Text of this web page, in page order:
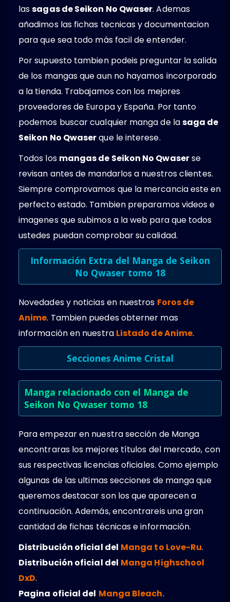
lassagas de Seikon No Qwaser. Ademas
añadimos las fichas tecnicas y documentacion
para que sea todo más facil de entender.
Por supuesto tambien podeis preguntar la salida
de los mangas que aun no hayamos incorporado
a la tienda. Trabajamos con los mejores
proveedores de Europa y España. Por tanto
podemos buscar cualquier manga de lasaga de
Seikon No Qwaserque le interese.
Todos los mangas de Seikon No Qwaserse
revisan antes de mandarlos a nuestros clientes.
Siempre comprovamos que la mercancia este en
perfecto estado. Tambien preparamos videos e
imagenes que subimos a la web para que todos
ustedes puedan comprobar su calidad.
Información Extra del Manga de Seikon
No Qwaser tomo 18
Novedades y noticias en nuestros Foros de
Anime. Tambien puedes obterner mas
información en nuestra Listado de Anime.
Secciones Anime Cristal
Manga relacionado con el Manga de
Seikon No Qwaser tomo 18
Para empezar en nuestra sección de Manga
encontraras los mejores títulos del mercado, con
sus respectivas licencias oficiales. Como ejemplo
algunas de las ultimas secciones de manga que
queremos destacar son los que aparecen a
continuación. Además, encontrareis una gran
cantidad de fichas técnicas e información.
Distribución oficial del Manga to Love-Ru.
Distribución oficial del Manga Highschool
DxD.
Pagina oficial del Manga Bleach.